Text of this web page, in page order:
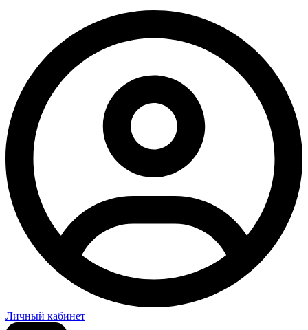
Личный кабинет